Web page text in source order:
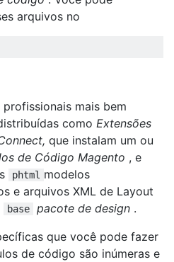
arquivos no
profissionais mais bem
como Extensões
que instalam um ou
de Código Magento , e
phtml modelos
e arquivos XML de Layout
base pacote de design .
que você pode fazer
de código são inúmeras e